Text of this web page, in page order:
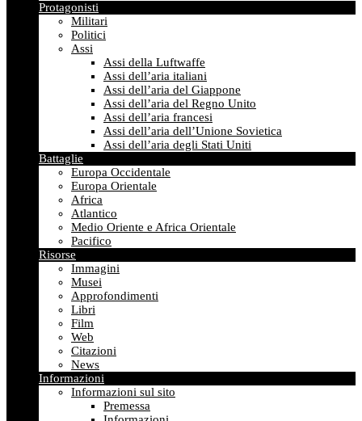
Protagonisti
Militari
Politici
Assi
Assi della Luftwaffe
Assi dell’aria italiani
Assi dell’aria del Giappone
Assi dell’aria del Regno Unito
Assi dell’aria francesi
Assi dell’aria dell’Unione Sovietica
Assi dell’aria degli Stati Uniti
Battaglie
Europa Occidentale
Europa Orientale
Africa
Atlantico
Medio Oriente e Africa Orientale
Pacifico
Risorse
Immagini
Musei
Approfondimenti
Libri
Film
Web
Citazioni
News
Informazioni
Informazioni sul sito
Premessa